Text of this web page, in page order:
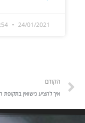
24/01/2021
הקודם
איך להציע נישואין בתקופת